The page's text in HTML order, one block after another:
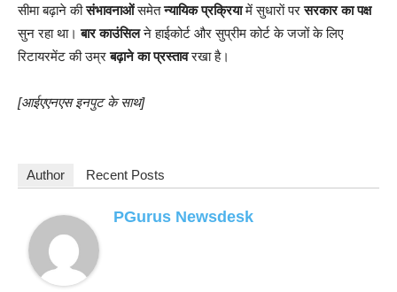
सीमा बढ़ाने कीसंभावनाओंसमेतन्यायिक प्रक्रियामें सुधाराें परसरकार का पक्ष
सुन रहा था।बार काउंसिलने हाईकोर्ट और सुप्रीम कोर्ट के जजों के लिए
रिटायरमेंट की उम्रबढ़ाने का प्रस्तावरखा है।
[आईएएनएस इनपुट के साथ]
Author Recent Posts
PGurus Newsdesk